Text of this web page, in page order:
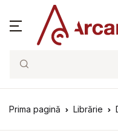
Search
Prima pagină Librărie